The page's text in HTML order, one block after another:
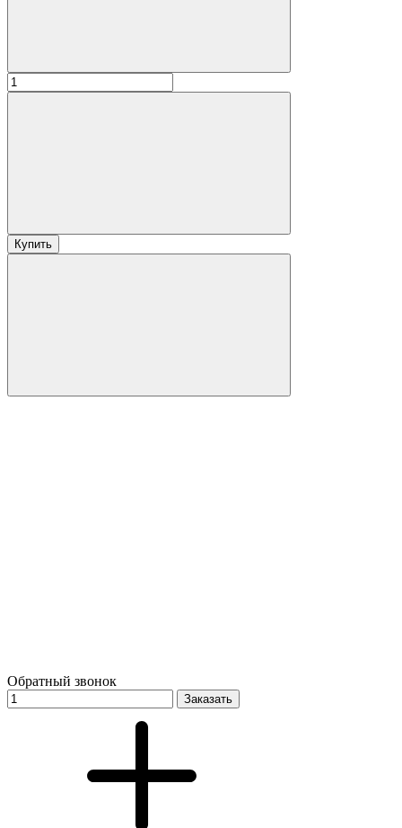
Купить
Обратный звонок
Заказать